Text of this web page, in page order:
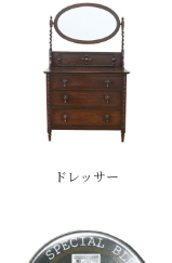
ドレッサー